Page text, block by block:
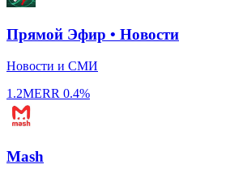
Прямой Эфир • Новости
Новости и СМИ
1.2MERR 0.4%
Mash